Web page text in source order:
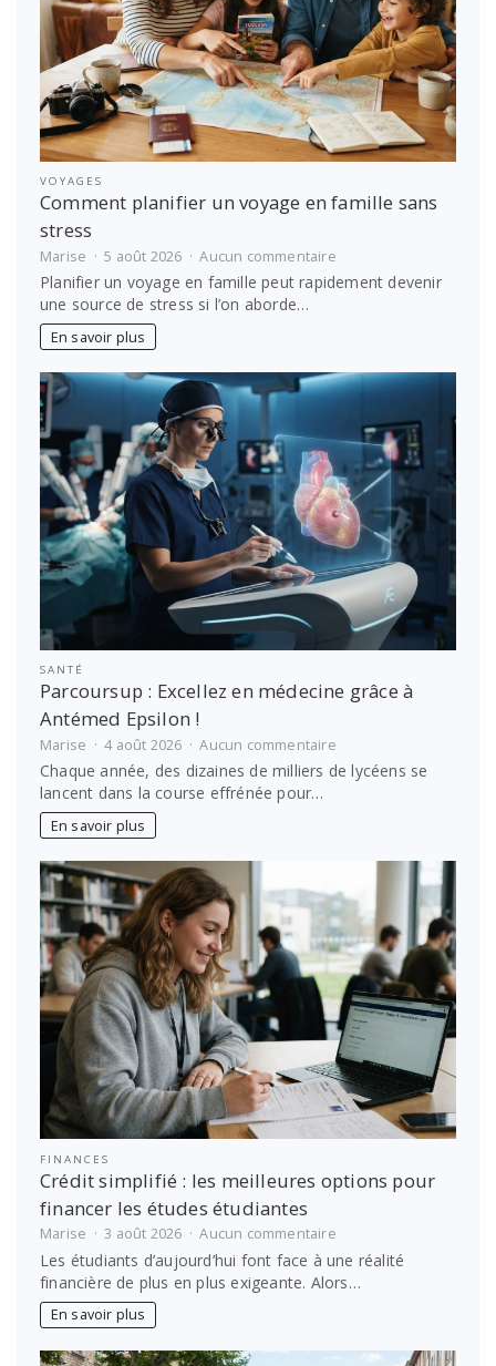
VOYAGES
Comment planifier un voyage en famille sans
stress
Marise 5 août 2026 Aucun commentairesur
Comment
planifier
famille
sans
Planifier un voyage en famille peut rapidement devenir
une source de stress si l’on aborde…
En savoir plus
SANTÉ
Parcoursup : Excellez en médecine grâce à
Antémed Epsilon !
Marise 4 août 2026 Aucun commentairesur
Parcoursup
:
Antémed
Epsilon
!
Chaque année, des dizaines de milliers de lycéens se
lancent dans la course effrénée pour…
En savoir plus
FINANCES
Crédit simplifié : les meilleures options pour
financer les études étudiantes
Marise 3 août 2026 Aucun commentairesur
Crédit
simplifié
:
Les étudiants d’aujourd’hui font face à une réalité
financière de plus en plus exigeante. Alors…
En savoir plus